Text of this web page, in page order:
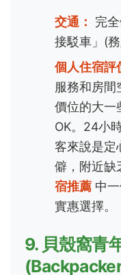
交通：
完
接駁車」(務
個人住宿評
服務和房間
價位的大一
OK。24小
客來說是定
僻，附近缺
宿推薦 中
實惠選擇。
9. 貝殼窩青